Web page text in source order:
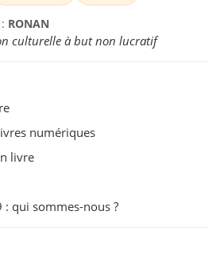
RONAN
culturelle à but non lucratif
numériques
livre
qui sommes-nous ?